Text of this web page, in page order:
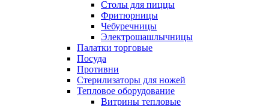
Столы для пиццы
Фритюрницы
Чебуречницы
Электрошашлычницы
Палатки торговые
Посуда
Противни
Стерилизаторы для ножей
Тепловое оборудование
Витрины тепловые